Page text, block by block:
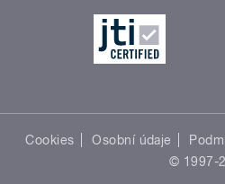
Cookies Osobní údaje
© 1997-